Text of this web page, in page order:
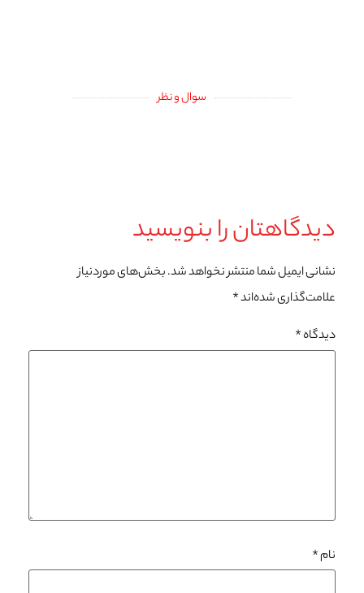
سوال و نظر
دیدگاهتان را بنویسید
نشانی ایمیل شما منتشر نخواهد شد.بخش‌های موردنیاز
علامت‌گذاری شده‌اند*
دیدگاه*
نام*